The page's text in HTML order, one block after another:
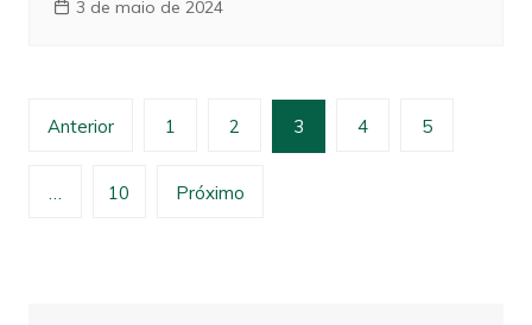
3 de maio de 2024
Paginação
Anterior 1 2 3 4 5
10 Próximo